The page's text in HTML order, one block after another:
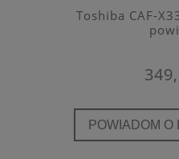
Toshiba CAF-
POWIADOM O